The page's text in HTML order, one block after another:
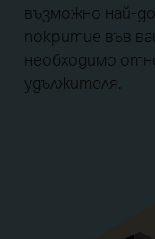
възможно най-
покритие във
необходимо
удължителя.